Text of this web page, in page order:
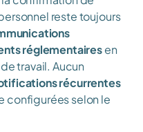
reste toujours
réglementaires en
travail. Aucun
récurrentes
configurées selon le